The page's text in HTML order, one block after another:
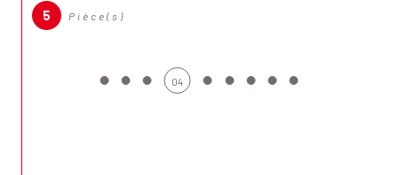
5 Pièce(s)
04